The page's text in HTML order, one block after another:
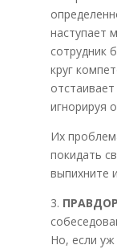
наступает
сотрудник
круг
игнорируя
Их
покидать
выпихните
3.
Но, если